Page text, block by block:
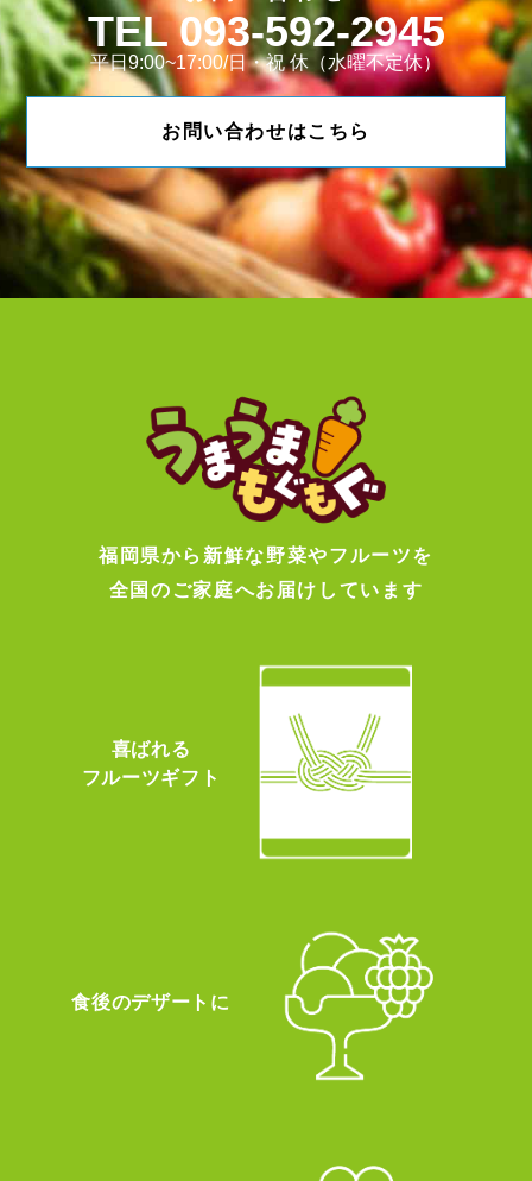
093-592-2945
平日9:00~17:00/日・祝 休（水曜不定休）
お問い合わせはこちら
福岡県から新鮮な野菜やフルーツを
全国のご家庭へお届けしています
喜ばれる
フルーツギフト
食後のデザートに